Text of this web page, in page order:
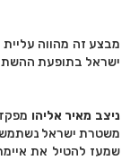
מבצע זה מהווה
ישראל בתופעת
ניצב מאיר אליהומפקד
משטרת ישראל נשתמש
שמעז להטיל את